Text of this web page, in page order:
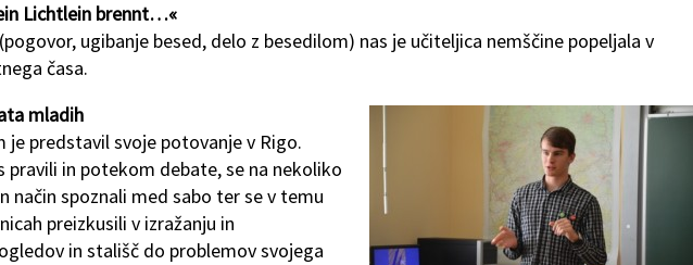
Lichtlein brennt…«
ugibanje besed, delo z besedilom) nas je učiteljica nemščine popeljala v
časa.
mladih
je predstavil svoje potovanje v Rigo.
pravili in potekom debate, se na nekoliko
način spoznali med sabo ter se v temu
preizkusili v izražanju in
in stališč do problemov svojega